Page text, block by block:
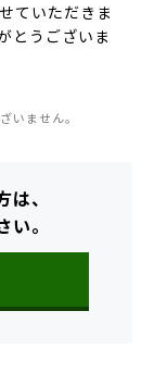
ていただきま
とうございま
いません。
、
。